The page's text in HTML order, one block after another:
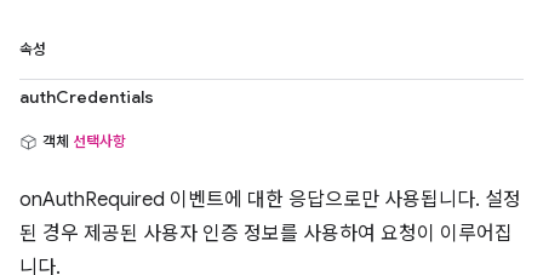
속성
authCredentials
객체 선택사항
onAuthRequired 이벤트에 대한 응답으로만 사용됩니다. 설정
된 경우 제공된 사용자 인증 정보를 사용하여 요청이 이루어집
니다.